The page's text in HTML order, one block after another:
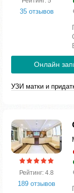
35 отзывов
Онлайн
УЗИ матки и
Рейтинг: 4.8
189 отзывов